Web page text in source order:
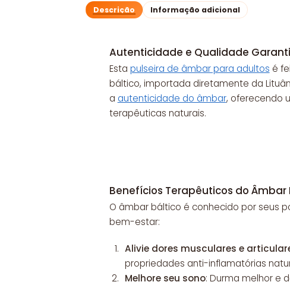
Descrição Informação adicional
Autenticidade e Qualidade
Esta pulseira de âmbar para adultos é
báltico, importada diretamente da
a autenticidade do âmbar, oferecendo
terapêuticas naturais.
Benefícios Terapêuticos do
O âmbar báltico é conhecido por seus
bem-estar:
Alivie dores musculares e
propriedades anti-inflamatórias
Melhore seu sono: Durma melhor e